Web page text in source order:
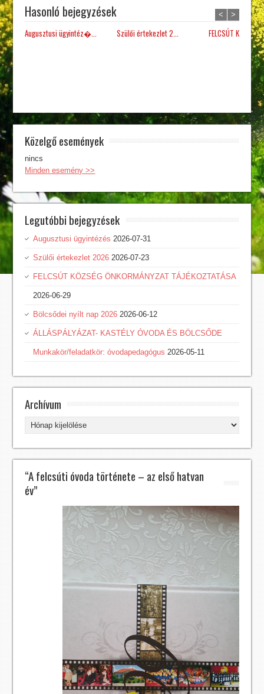
Hasonló bejegyzések
Augusztusi ügyintéz�... Szülői értekezlet 2... FELCSÚT KÖZSÉG
< >
Közelgő események
nincs
Minden esemény >>
Legutóbbi bejegyzések
Augusztusi ügyintézés 2026-07-31
Szülői értekezlet 2026 2026-07-23
FELCSÚT KÖZSÉG ÖNKORMÁNYZAT TÁJÉKOZTATÁSA
2026-06-29
Bölcsődei nyílt nap 2026 2026-06-12
ÁLLÁSPÁLYÁZAT- KASTÉLY ÓVODA ÉS BÖLCSŐDE
Munkakör/feladatkör: óvodapedagógus 2026-05-11
Archívum
Archívum
“A felcsúti óvoda története – az első hatvan
év”